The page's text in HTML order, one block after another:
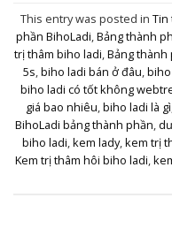
This entry was posted in Tin
phần BihoLadi,Bảng thành
trị thâm biho ladi,Bảng thành
5s,biho ladi bán ở đâu,
biho ladi có tốt không
giá bao nhiêu,biho ladi là gì
BihoLadi bảng thành phần,
biho ladi,kem lady,kem trị
Kem trị thâm hôi biho ladi,